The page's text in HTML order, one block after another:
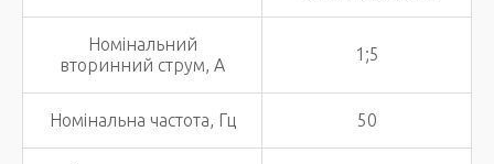
Номінальний
вторинний струм, А
1;5
Номінальна частота, Гц 50